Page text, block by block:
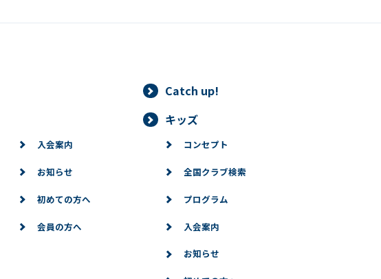
Catch up!
入会案内
お知らせ
初めての方へ
会員の方へ
キッズ
コンセプト
全国クラブ検索
プログラム
入会案内
お知らせ